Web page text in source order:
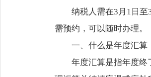
纳税人需在3月1日
需预约，可以随时办理。
一、什么是年度汇算
年度汇算是指年度终